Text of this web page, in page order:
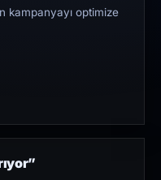
kampanyayı optimize